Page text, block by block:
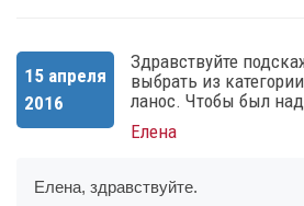
15 апреля
2016
Здравствуйте
выбрать из
ланос. Чтобы был
Елена
Елена, здравствуйте.